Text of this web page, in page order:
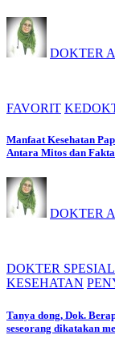
DOKTER
FAVORIT
Manfaat Kesehatan
Antara Mitos dan
DOKTER
DOKTER
KESEHATAN
Tanya dong, Dok.
seseorang dikatakan